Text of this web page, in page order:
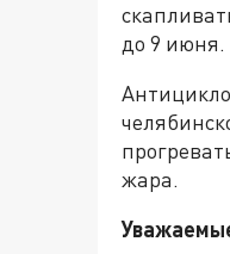
до 9 июня.
жара.